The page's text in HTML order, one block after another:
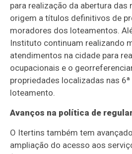
para realização da abertura das
origem a títulos definitivos de
moradores dos loteamentos.
Instituto continuam realizando
atendimentos na cidade para
ocupacionais e o
propriedades localizadas nas 6ª
loteamento.
Avanços na política de
O Itertins também tem
ampliação do acesso aos